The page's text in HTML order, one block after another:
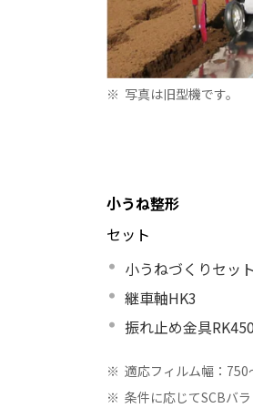
※ 写真は旧型機です。
小うね整形
セット
小うねづくりセッ
継車軸HK3
振れ止め金具RK450
※ 適応フィルム幅：
※ 条件に応じてSCBバ